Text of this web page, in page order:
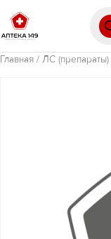
Главная / ЛС (препараты)